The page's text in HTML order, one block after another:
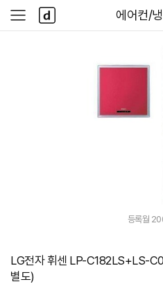
다나와
에어컨/
사
이
다
나
와
등록월
LG전자 휘센 LP-C182LS+LS-
별도)